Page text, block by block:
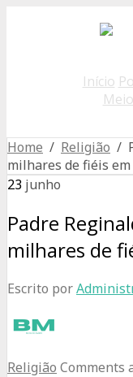
Início
Home / Religião /
milhares de fiéis
23 junho
Padre
milhares de
Escrito por
Religião Comments